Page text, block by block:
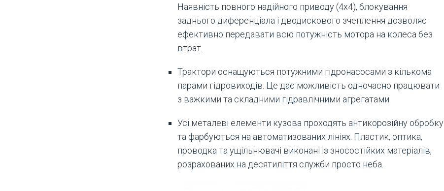
Наявність повного надійного приводу (4х4), блокування
заднього диференціала і дводискового зчеплення дозволяє
ефективно передавати всю потужність мотора на колеса без
втрат.
Трактори оснащуються потужними гідронасосами з кількома
парами гідровиходів. Це дає можливість одночасно працювати
з важкими та складними гідравлічними агрегатами.
Усі металеві елементи кузова проходять антикорозійну обробку
та фарбуються на автоматизованих лініях. Пластик, оптика,
проводка та ущільнювачі виконані із зносостійких матеріалів,
розрахованих на десятиліття служби просто неба.